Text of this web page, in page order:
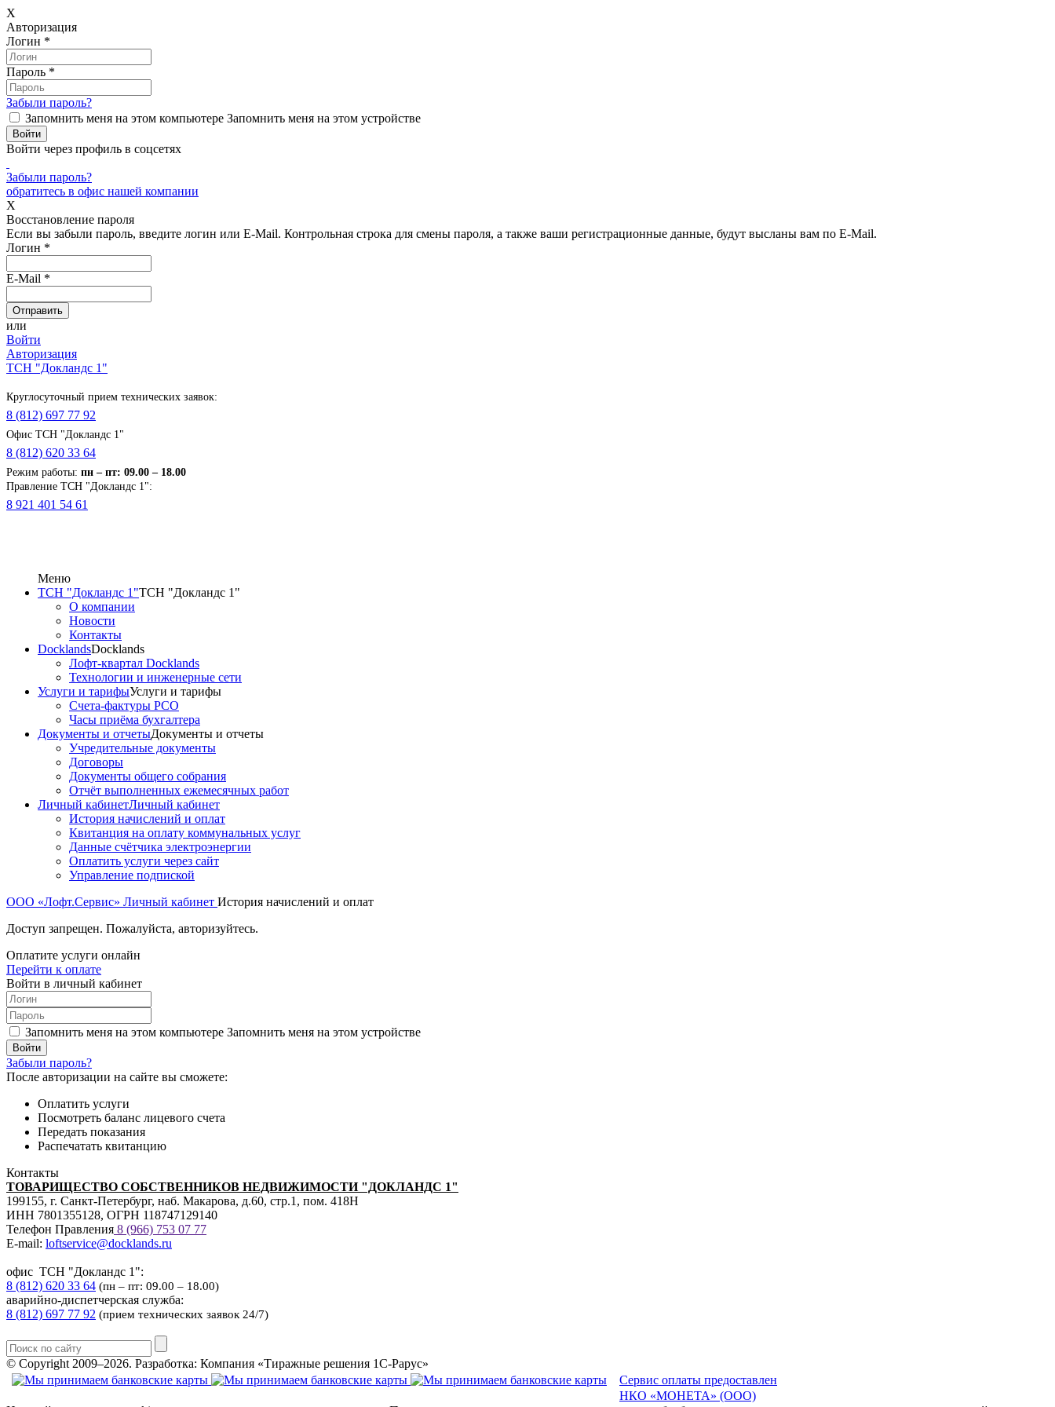
X
Авторизация
Логин *
Пароль *
Забыли пароль?
Запомнить меня на этом компьютере Запомнить меня на этом устройстве
Войти через профиль в соцсетях
Забыли пароль?
обратитесь в офис нашей компании
X
Восстановление пароля
Если вы забыли пароль, введите логин или E-Mail. Контрольная строка для смены пароля, а также ваши регистрационные данные, будут высланы вам по E-Mail.
Логин *
E-Mail *
или
Войти
Авторизация
ТСН "Докландс 1"
Круглосуточный прием технических заявок:
8 (812) 697 77 92
Офис ТСН "Докландс 1"
8 (812) 620 33 64
Режим работы: пн – пт: 09.00 – 18.00
Правление ТСН "Докландс 1":
8 921 401 54 61
Меню
ТСН "Докландс 1"ТСН "Докландс 1"
О компании
Новости
Контакты
DocklandsDocklands
Лофт-квартал Docklands
Технологии и инженерные сети
Услуги и тарифыУслуги и тарифы
Счета-фактуры РСО
Часы приёма бухгалтера
Документы и отчетыДокументы и отчеты
Учредительные документы
Договоры
Документы общего собрания
Отчёт выполненных ежемесячных работ
Личный кабинетЛичный кабинет
История начислений и оплат
Квитанция на оплату коммунальных услуг
Данные счётчика электроэнергии
Оплатить услуги через сайт
Управление подпиской
ООО «Лофт.Сервис» Личный кабинет История начислений и оплат
Доступ запрещен. Пожалуйста, авторизуйтесь.
Оплатите услуги онлайн
Перейти к оплате
Войти в личный кабинет
Запомнить меня на этом компьютере Запомнить меня на этом устройстве
Забыли пароль?
После авторизации на сайте вы сможете:
Оплатить услуги
Посмотреть баланс лицевого счета
Передать показания
Распечатать квитанцию
Контакты
ТОВАРИЩЕСТВО СОБСТВЕННИКОВ НЕДВИЖИМОСТИ "ДОКЛАНДС 1"
199155, г. Санкт-Петербург, наб. Макарова, д.60, стр.1, пом. 418Н
ИНН 7801355128, ОГРН 118747129140
Телефон Правления 8 (966) 753 07 77
E-mail: loftservice@docklands.ru
офис ТСН "Докландс 1":
8 (812) 620 33 64 (пн – пт: 09.00 – 18.00)
аварийно-диспетчерская служба:
8 (812) 697 77 92 (прием технических заявок 24/7)
© Copyright 2009–2026. Разработка: Компания «Тиражные решения 1С-Рарус»
Сервис оплаты предоставлен
НКО «МОНЕТА» (ООО)